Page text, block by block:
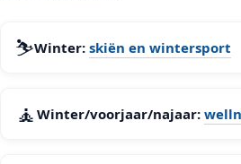
⛷️Winter: skiën en wintersport
🧘 Winter/voorjaar/najaar: